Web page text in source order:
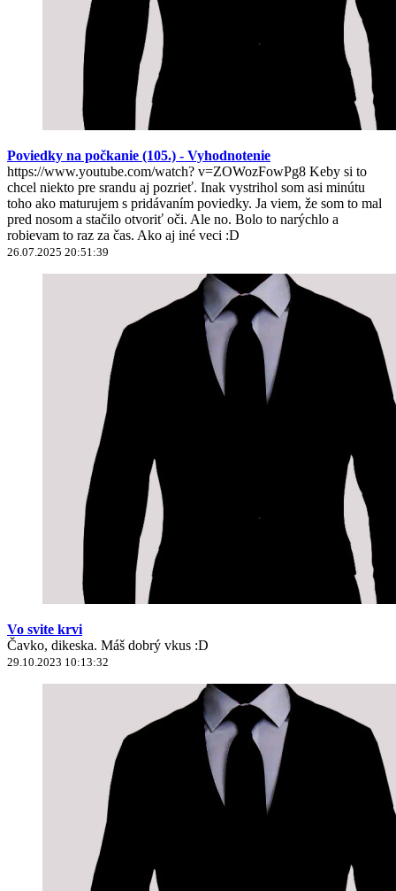
Poviedky na počkanie (105.) - Vyhodnotenie
https://www.youtube.com/watch? v=ZOWozFowPg8 Keby si to
chcel niekto pre srandu aj pozrieť. Inak vystrihol som asi minútu
toho ako maturujem s pridávaním poviedky. Ja viem, že som to mal
pred nosom a stačilo otvoriť oči. Ale no. Bolo to narýchlo a
robievam to raz za čas. Ako aj iné veci :D
26.07.2025 20:51:39
Vo svite krvi
Čavko, dikeska. Máš dobrý vkus :D
29.10.2023 10:13:32